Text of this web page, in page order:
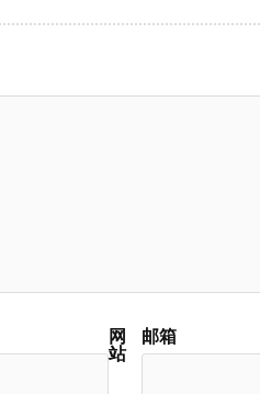
邮箱
网
站